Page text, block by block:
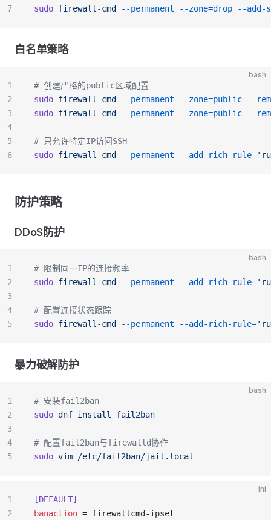
sudo firewall-cmd --permanent --zone=drop --add-
7
白名单策略
bash
# 创建严格的public区域配置
sudo firewall-cmd --permanent --zone=public --
sudo firewall-cmd --permanent --zone=public --
# 只允许特定IP访问SSH
sudo firewall-cmd --permanent --add-rich-rule=
1
2
3
4
5
6
防护策略
DDoS防护
bash
# 限制同一IP的连接频率
sudo firewall-cmd --permanent --add-rich-rule=
# 配置连接状态跟踪
sudo firewall-cmd --permanent --add-rich-rule=
1
2
3
4
5
暴力破解防护
bash
# 安装fail2ban
sudo dnf install fail2ban
# 配置fail2ban与firewalld协作
sudo vim /etc/fail2ban/jail.local
1
2
3
4
5
ini
[DEFAULT]
banaction = firewallcmd-ipset
1
2